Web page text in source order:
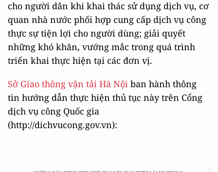
cho người dân khi khai thác sử dụng dịch vụ, cơ
quan nhà nước phối hợp cung cấp dịch vụ công
thực sự tiện lợi cho người dùng; giải quyết
những khó khăn, vướng mắc trong quá trình
triển khai thực hiện tại các đơn vị.
Sở Giao thông vận tải Hà Nội ban hành thông
tin hướng dẫn thực hiện thủ tục này trên Cổng
dịch vụ công Quốc gia
(http://dichvucong.gov.vn):